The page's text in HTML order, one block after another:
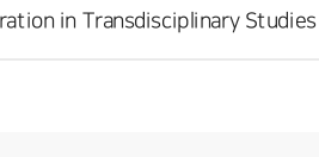
in Transdisciplinary Studies